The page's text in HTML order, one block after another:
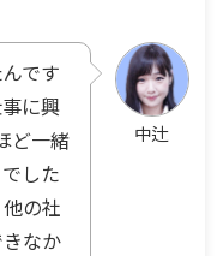
中辻
です
に興
ど一緒
した
の社
なか